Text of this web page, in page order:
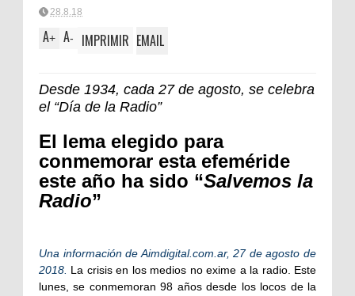
28.8.18
A+ A- IMPRIMIR EMAIL
Desde 1934, cada 27 de agosto, se celebra
el “Día de la Radio”
El lema elegido para
conmemorar esta efeméride
este año ha sido “Salvemos la
Radio”
Una información de Aimdigital.com.ar, 27 de agosto de
2018. La crisis en los medios no exime a la radio. Este
lunes, se conmemoran 98 años desde los locos de la